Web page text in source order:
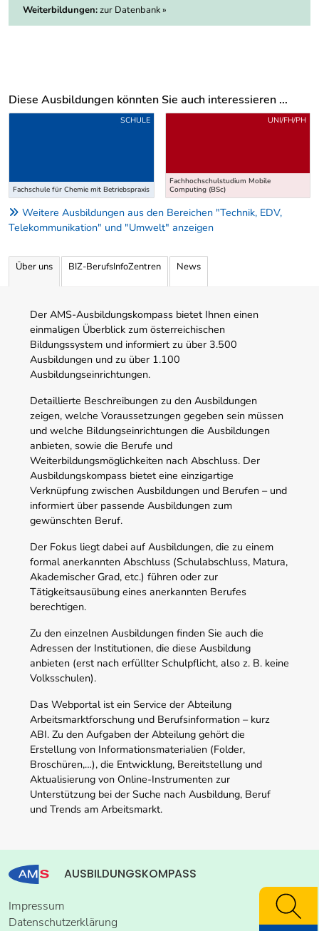
Weiterbildungen:zur Datenbank »
Diese Ausbildungen könnten Sie auch interessieren ...
Uber weitere Ausbildungsvorschläge
Fachschule für Chemie mit Betriebspraxis
SCHULE
Fachhochschulstudium Mobile
Computing (BSc)
UNI/FH/PH
Weitere Ausbildungen aus den Bereichen "Technik, EDV,
Telekommunikation" und "Umwelt" anzeigen
Über uns BIZ-BerufsInfoZentren News
Der AMS-Ausbildungskompass bietet Ihnen einen
einmaligen Überblick zum österreichischen
Bildungssystem und informiert zu über 3.500
Ausbildungen und zu über 1.100
Ausbildungseinrichtungen.
Detaillierte Beschreibungen zu den Ausbildungen
zeigen, welche Voraussetzungen gegeben sein müssen
und welche Bildungseinrichtungen die Ausbildungen
anbieten, sowie die Berufe und
Weiterbildungsmöglichkeiten nach Abschluss. Der
Ausbildungskompass bietet eine einzigartige
Verknüpfung zwischen Ausbildungen und Berufen – und
informiert über passende Ausbildungen zum
gewünschten Beruf.
Der Fokus liegt dabei auf Ausbildungen, die zu einem
formal anerkannten Abschluss (Schulabschluss, Matura,
Akademischer Grad, etc.) führen oder zur
Tätigkeitsausübung eines anerkannten Berufes
berechtigen.
Zu den einzelnen Ausbildungen finden Sie auch die
Adressen der Institutionen, die diese Ausbildung
anbieten (erst nach erfüllter Schulpflicht, also z. B. keine
Volksschulen).
Das Webportal ist ein Service der Abteilung
Arbeitsmarktforschung und Berufsinformation – kurz
ABI. Zu den Aufgaben der Abteilung gehört die
Erstellung von Informationsmaterialien (Folder,
Broschüren,…), die Entwicklung, Bereitstellung und
Aktualisierung von Online-Instrumenten zur
Unterstützung bei der Suche nach Ausbildung, Beruf
und Trends am Arbeitsmarkt.
AUSBILDUNGSKOMPASS
Impressum
Datenschutzerklärung